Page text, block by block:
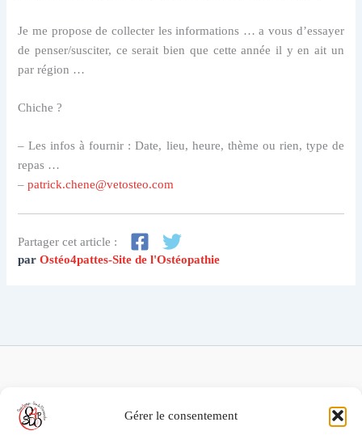
Gérer le consentement
Je me propose de collecter les informations … a vous d’essayer
de penser/susciter, ce serait bien que cette année il y en ait un
par région …
Chiche ?
– Les infos à fournir : Date, lieu, heure, thème ou rien, type de
repas …
–patrick.chene@vetosteo.com
Partager cet article :
parOstéo4pattes-Site de l'Ostéopathie